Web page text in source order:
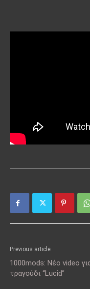
Previous article
1000mods: Νέο video
τραγούδι “Lucid”